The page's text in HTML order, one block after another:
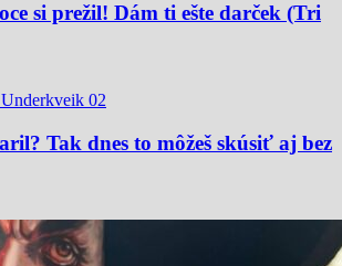
si prežil! Dám ti ešte darček (Tri
Tak dnes to môžeš skúsiť aj bez